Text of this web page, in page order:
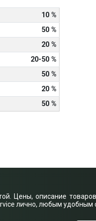
10 %
50 %
20 %
20-50 %
50 %
20 %
50 %
Цены, описание
лично, любым удобным